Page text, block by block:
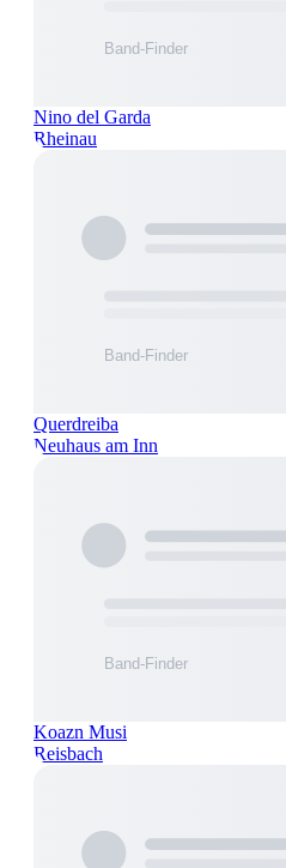
Nino del Garda
Rheinau
Querdreiba
Neuhaus am Inn
Koazn Musi
Reisbach